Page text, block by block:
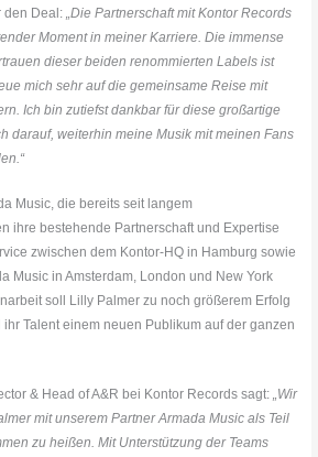
den Deal:„Die Partnerschaft mit Kontor Records
Moment in meiner Karriere. Die immense
dieser beiden renommierten Labels ist
mich sehr auf die gemeinsame Reise mit
Ich bin zutiefst dankbar für diese großartige
darauf, weiterhin meine Musik mit meinen Fans
Music, die bereits seit langem
ihre bestehende Partnerschaft und Expertise
zwischen dem Kontor-HQ in Hamburg sowie
Music in Amsterdam, London und New York
soll Lilly Palmer zu noch größerem Erfolg
Talent einem neuen Publikum auf der ganzen
& Head of A&R bei Kontor Records sagt:„Wir
mit unserem Partner Armada Music als Teil
zu heißen. Mit Unterstützung der Teams